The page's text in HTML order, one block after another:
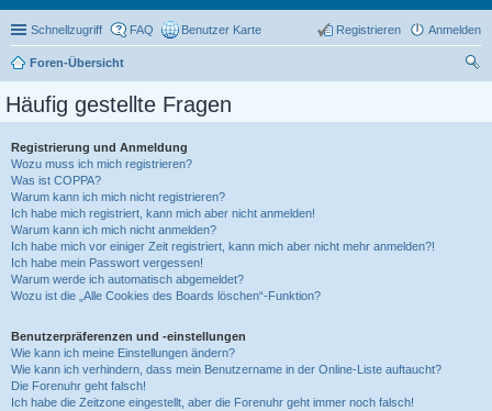
Schnellzugriff FAQ Benutzer Karte Anmelden
Registrieren
Foren-Übersicht
Häufig gestellte Fragen
Registrierung und Anmeldung
Wozu muss ich mich registrieren?
Was ist COPPA?
Warum kann ich mich nicht registrieren?
Ich habe mich registriert, kann mich aber nicht anmelden!
Warum kann ich mich nicht anmelden?
Ich habe mich vor einiger Zeit registriert, kann mich aber nicht mehr anmelden?!
Ich habe mein Passwort vergessen!
Warum werde ich automatisch abgemeldet?
Wozu ist die „Alle Cookies des Boards löschen“-Funktion?
Benutzerpräferenzen und -einstellungen
Wie kann ich meine Einstellungen ändern?
Wie kann ich verhindern, dass mein Benutzername in der Online-Liste auftaucht?
Die Forenuhr geht falsch!
Ich habe die Zeitzone eingestellt, aber die Forenuhr geht immer noch falsch!